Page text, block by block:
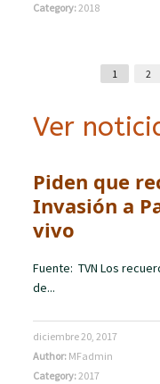
Category:2018
1 2
Ver
Piden que
Invasión a
vivo
Fuente: TVN Los
de...
diciembre 20, 2017
Author: MFadmin
Category:2017